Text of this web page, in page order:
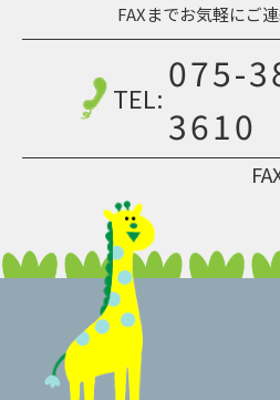
FAXまでお気軽にご
TEL:
075-
3610